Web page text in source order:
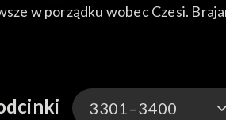
w porządku wobec Czesi.
na ty.
3301–3400